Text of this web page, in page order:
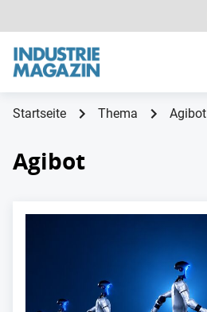
Startseite Thema Agibot
Agibot